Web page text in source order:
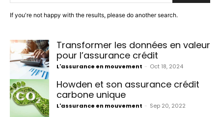
If you're not happy with the results, please do another search.
Transformer les données en valeur
pour l’assurance crédit
L'assurance en mouvement - Oct 18, 2024
Howden et son assurance crédit
carbone unique
L'assurance en mouvement - Sep 20, 2022